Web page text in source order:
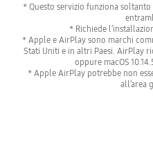
* Questo servizio funziona
* Richiede
* Apple e AirPlay sono marchi
Stati Uniti e in altri Paesi. AirPlay
oppure macOS
* Apple AirPlay potrebbe non
all’area